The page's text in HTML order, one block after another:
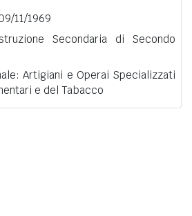
11/1969
Secondaria di Secondo
Artigiani e Operai Specializzati
e del Tabacco